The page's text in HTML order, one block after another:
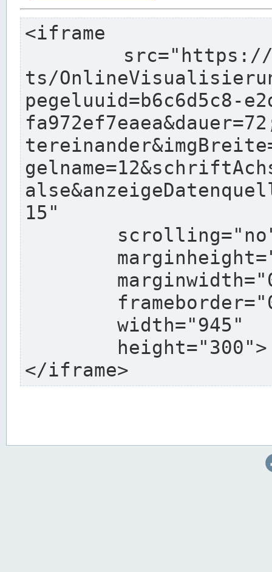
<iframe
ts/
pegeluuid=b6c6d5c8-
15"
</iframe>